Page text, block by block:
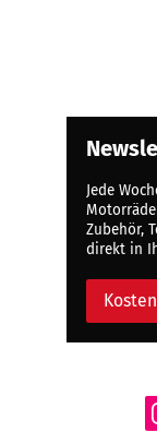
Jede
Zubehör,
direkt in